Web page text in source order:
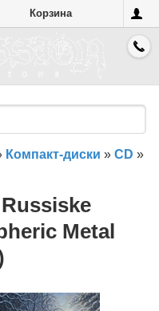
Корзина
Компакт-диски » CD »
Metal